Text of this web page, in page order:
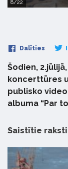
8/22
Dalīties
Šodien,
koncerttūres
publisko
albuma “Par
Saistītie